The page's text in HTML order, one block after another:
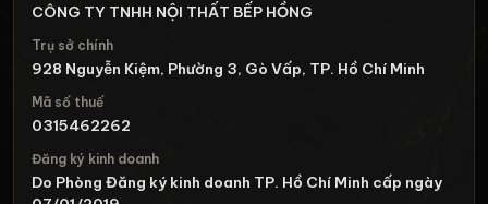
CÔNG TY TNHH NỘI THẤT BẾP HỒNG
Trụ sở chính
928 Nguyễn Kiệm, Phường 3, Gò Vấp, TP. Hồ Chí Minh
Mã số thuế
0315462262
Đăng ký kinh doanh
Do Phòng Đăng ký kinh doanh TP. Hồ Chí Minh cấp ngày